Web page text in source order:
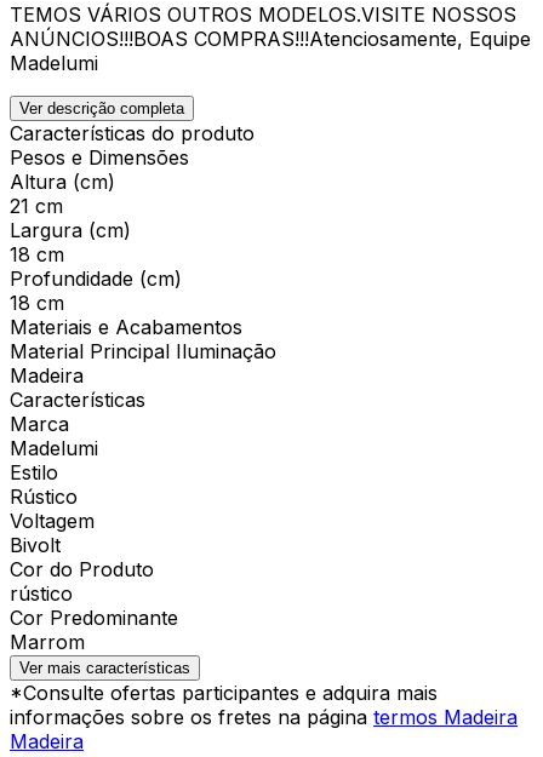
TEMOS VÁRIOS OUTROS MODELOS.VISITE NOSSOS
ANÚNCIOS!!!BOAS COMPRAS!!!Atenciosamente, Equipe
Madelumi
Ver descrição completa
Características do produto
Pesos e Dimensões
Altura (cm)
21 cm
Largura (cm)
18 cm
Profundidade (cm)
18 cm
Materiais e Acabamentos
Material Principal Iluminação
Madeira
Características
Marca
Madelumi
Estilo
Rústico
Voltagem
Bivolt
Cor do Produto
rústico
Cor Predominante
Marrom
Ver mais características
*Consulte ofertas participantes e adquira mais
informações sobre os fretes na página termos Madeira
Madeira